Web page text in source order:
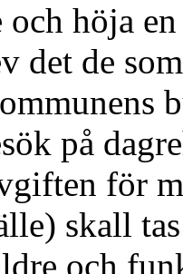
och höja
det de
på
för
skall
och